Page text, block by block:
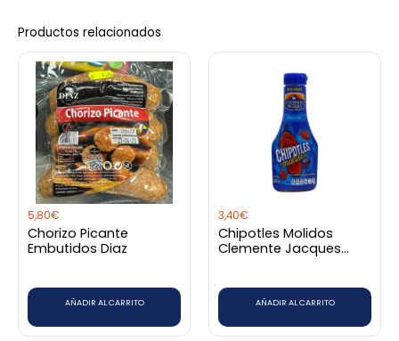
Productos relacionados
5,80€
Chorizo Picante
Embutidos Diaz
AÑADIR AL CARRITO
3,40€
Chipotles Molidos
Clemente Jacques
AÑADIR AL CARRITO